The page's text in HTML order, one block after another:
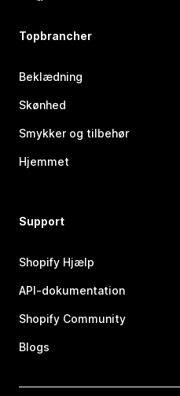
Topbrancher
Beklædning
Skønhed
Smykker og tilbehør
Hjemmet
Support
Shopify Hjælp
API-dokumentation
Shopify Community
Blogs